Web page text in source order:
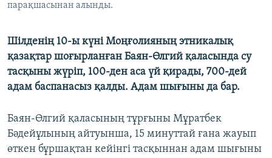
парақшасынан алынды.
Шілденің 10-ы күні Моңғолияның этникалық
қазақтар шоғырланған Баян-Өлгий қаласында су
тасқыны жүріп, 100-ден аса үй қирады, 700-дей
адам баспанасыз қалды. Адам шығыны да бар.
Баян-Өлгий қаласының тұрғыны Мұратбек
Бәдейұлының айтуынша, 15 минуттай ғана жауып
өткен бұршақтан кейінгі тасқыннан адам шығыны